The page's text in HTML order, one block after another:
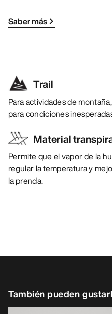
Saber más
Trail
Para actividades de
para condiciones
Material
Permite que el vapor de la
regular la temperatura y
la prenda.
También pueden